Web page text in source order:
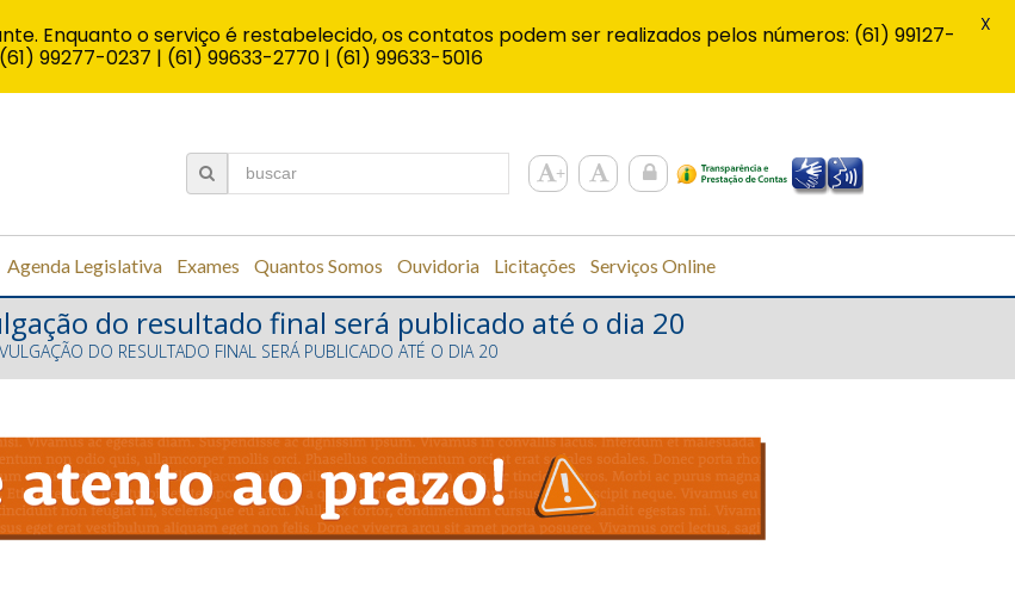
Agenda Legislativa Exames Quantos Somos Ouvidoria Licitações Serviços Online
do resultado final será publicado até o dia 20
DO RESULTADO FINAL SERÁ PUBLICADO ATÉ O DIA 20
Enquanto o serviço é restabelecido, os contatos podem ser realizados pelos números: (61) 99127-
(61) 99277-0237 | (61) 99633-2770 | (61) 99633-5016
X